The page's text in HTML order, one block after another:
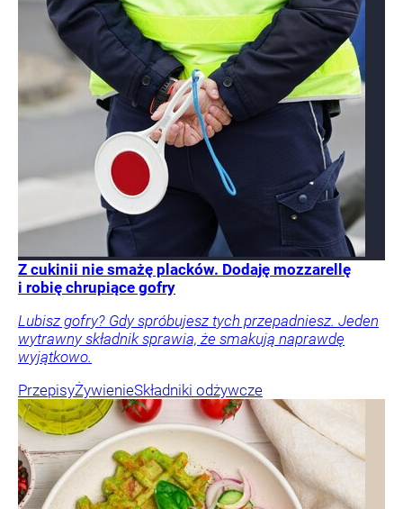
Z cukinii nie smażę placków. Dodaję mozzarellę
i robię chrupiące gofry
Lubisz gofry? Gdy spróbujesz tych przepadniesz. Jeden
wytrawny składnik sprawia, że smakują naprawdę
wyjątkowo.
PrzepisyŻywienieSkładniki odżywcze